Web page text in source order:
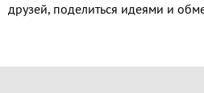
друзей, поделиться идеями и